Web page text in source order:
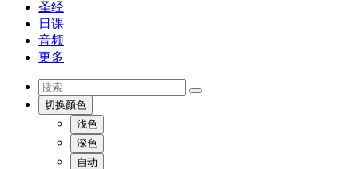
圣经
日课
音频
更多
切换颜色
浅色
深色
自动